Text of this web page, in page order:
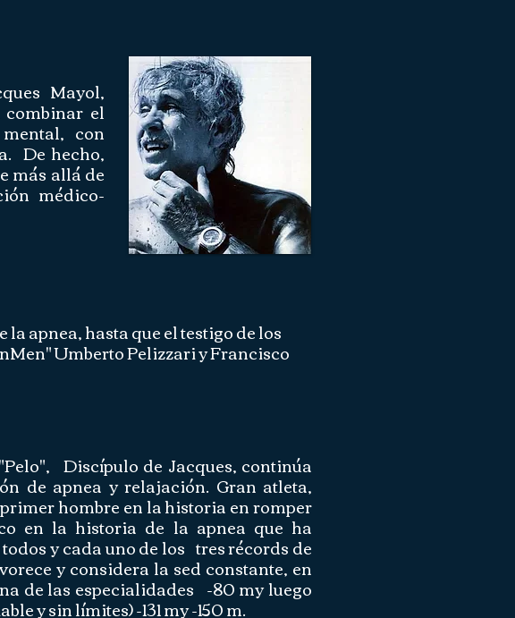
Mayol,
el
con
De hecho,
más allá de
médico-
apnea, hasta que el testigo de los
Umberto Pelizzari y Francisco
Discípulo de Jacques, continúa
de apnea y relajación. Gran atleta,
hombre en la historia en romper
en la historia de la apnea que ha
y cada uno de los tres récords de
y considera la sed constante, en
de las especialidades -80 my luego
y sin límites) -131 my -150 m.